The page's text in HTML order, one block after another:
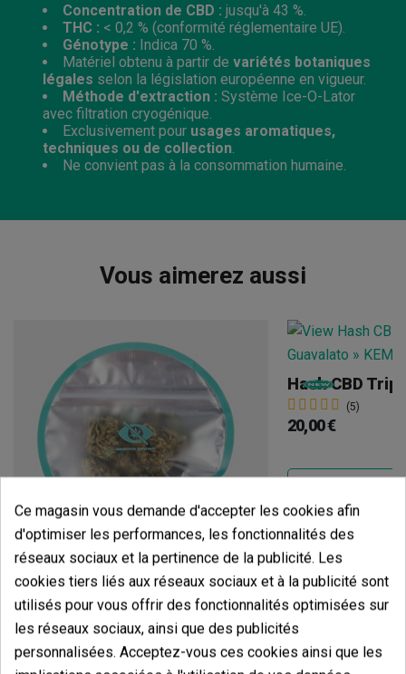
Concentration de CBD : jusqu'à 43 %.
THC : < 0,2 % (conformité réglementaire UE).
Génotype : Indica 70 %.
Matériel obtenu à partir de variétés botaniques
légales selon la législation européenne en vigueur.
Méthode d'extraction : Système Ice-O-Lator
avec filtration cryogénique.
Exclusivement pour usages aromatiques,
techniques ou de collection
Ne convient pas à la consommation humaine.
Vous aimerez aussi
Fleurs CBD KEMA 'Amnesia Haze'
(5)
13,00 €
(5)
20,00 €
Ce magasin vous demande d'accepter les cookies afin
d'optimiser les performances, les fonctionnalités des
réseaux sociaux et la pertinence de la publicité. Les
cookies tiers liés aux réseaux sociaux et à la publicité sont
utilisés pour vous offrir des fonctionnalités optimisées sur
les réseaux sociaux, ainsi que des publicités
personnalisées. Acceptez-vous ces cookies ainsi que les